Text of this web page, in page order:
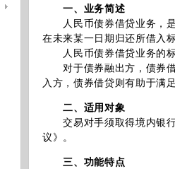
一、业务简述
人民币债券借贷业务，是
在未来某一日期归还所借入
人民币债券借贷业务的标
对于债券融出方，债券借
入方，债券借贷则有助于满
二、适用对象
交易对手须取得境内银行
议》。
三、功能特点